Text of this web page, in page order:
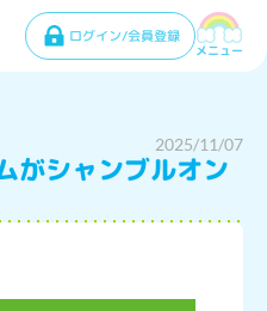
ログイン/会員登録
メニュー
2025/11/07
がシャンブルオン